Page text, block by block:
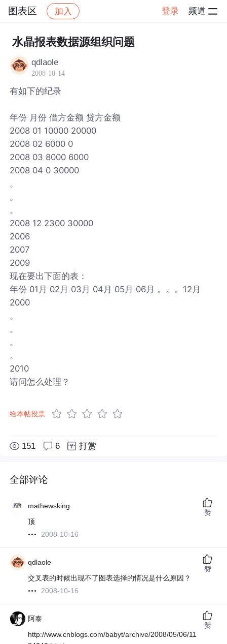
图表区 加入 登录 频道
社区 图表区 帖子详情
水晶报表数据源组织问题
qdlaole
2008-10-14
有如下的纪录
年份 月份 借方金额 贷方金额
2008 01 10000 20000
2008 02 6000 0
2008 03 8000 6000
2008 04 0 30000
。
。
。
2008 12 2300 30000
2006
2007
2009
现在要出下面的表：
年份 01月 02月 03月 04月 05月 06月 。。。12月
2000
。
。
。
。
2010
请问怎么处理？
给本帖投票
151 6 打赏
全部评论
mathewsking
顶
2008-10-16
赞
qdlaole
交叉表的时候出现不了图表选择的情况是什么原因？
2008-10-16
赞
阿泰
http://www.cnblogs.com/babyt/archive/2008/05/06/11
赞